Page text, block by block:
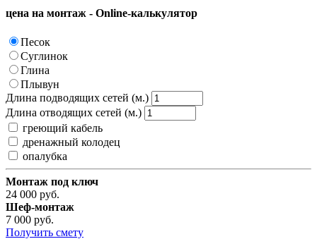
цена на монтаж - Online-калькулятор
Песок
Суглинок
Глина
Плывун
Длина подводящих сетей (м.)
Длина отводящих сетей (м.)
греющий кабель
дренажный колодец
опалубка
Монтаж под ключ
24 000 руб.
Шеф-монтаж
7 000 руб.
Получить смету